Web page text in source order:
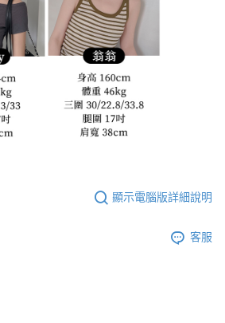
顯示電腦版詳細說明
客服